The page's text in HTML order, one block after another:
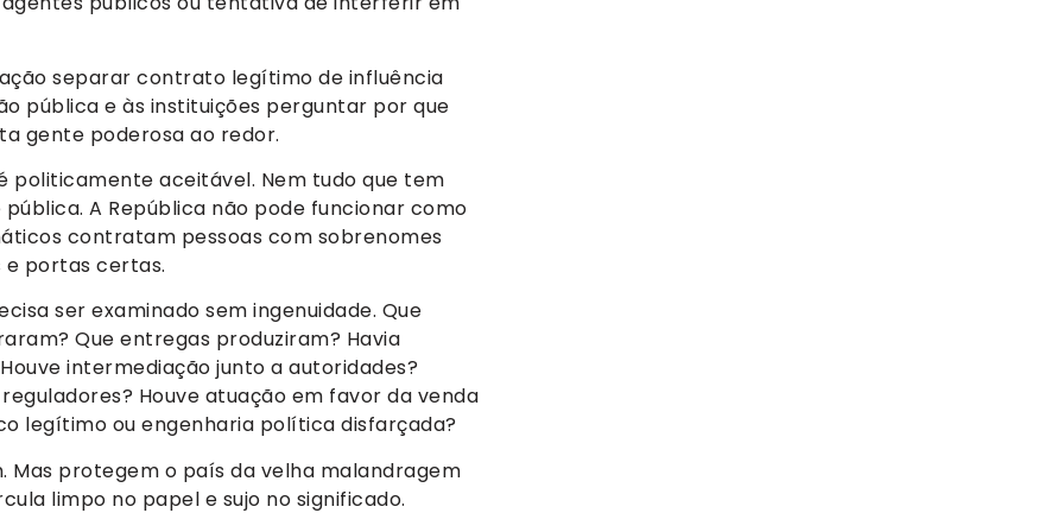
separar contrato legítimo de influência
pública e às instituições perguntar por que
gente poderosa ao redor.
politicamente aceitável. Nem tudo que tem
A República não pode funcionar como
contratam pessoas com sobrenomes
portas certas.
ser examinado sem ingenuidade. Que
Que entregas produziram? Havia
intermediação junto a autoridades?
Houve atuação em favor da venda
legítimo ou engenharia política disfarçada?
Mas protegem o país da velha malandragem
limpo no papel e sujo no significado.